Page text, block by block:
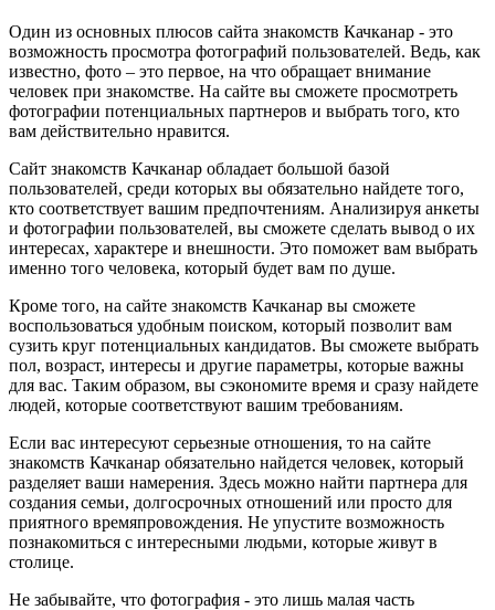
Один из основных плюсов сайта знакомств Качканар - это
возможность просмотра фотографий пользователей. Ведь, как
известно, фото – это первое, на что обращает внимание
человек при знакомстве. На сайте вы сможете просмотреть
фотографии потенциальных партнеров и выбрать того, кто
вам действительно нравится.
Сайт знакомств Качканар обладает большой базой
пользователей, среди которых вы обязательно найдете того,
кто соответствует вашим предпочтениям. Анализируя анкеты
и фотографии пользователей, вы сможете сделать вывод о их
интересах, характере и внешности. Это поможет вам выбрать
именно того человека, который будет вам по душе.
Кроме того, на сайте знакомств Качканар вы сможете
воспользоваться удобным поиском, который позволит вам
сузить круг потенциальных кандидатов. Вы сможете выбрать
пол, возраст, интересы и другие параметры, которые важны
для вас. Таким образом, вы сэкономите время и сразу найдете
людей, которые соответствуют вашим требованиям.
Если вас интересуют серьезные отношения, то на сайте
знакомств Качканар обязательно найдется человек, который
разделяет ваши намерения. Здесь можно найти партнера для
создания семьи, долгосрочных отношений или просто для
приятного времяпровождения. Не упустите возможность
познакомиться с интересными людьми, которые живут в
столице.
Не забывайте, что фотография - это лишь малая часть